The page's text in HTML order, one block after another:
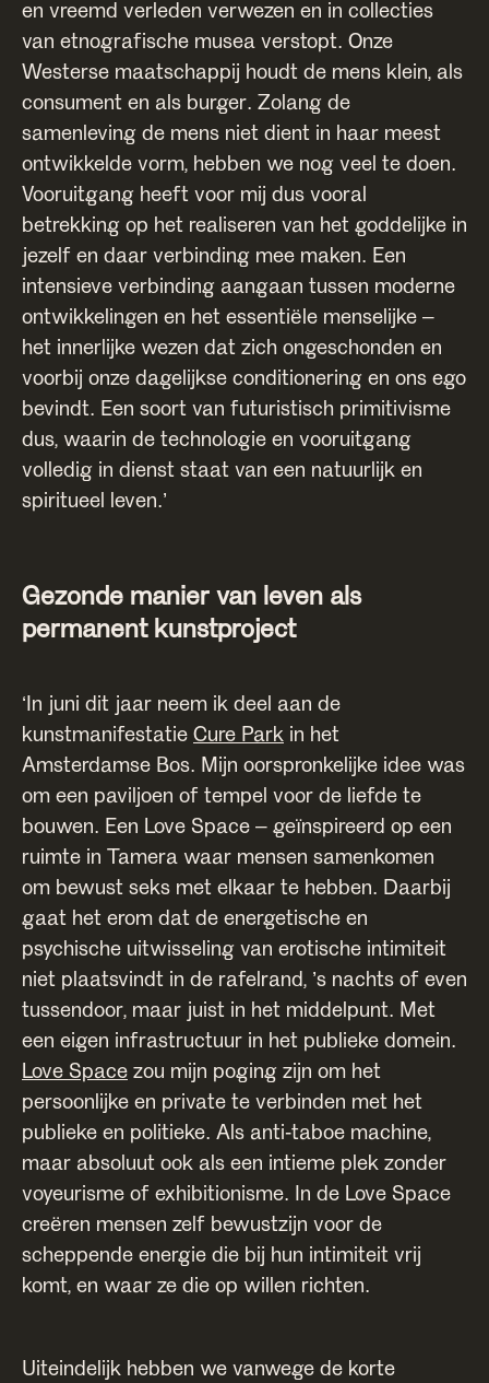
en vreemd verleden verwezen en in collecties
van etnografische musea verstopt. Onze
Westerse maatschappij houdt de mens klein, als
consument en als burger. Zolang de
samenleving de mens niet dient in haar meest
ontwikkelde vorm, hebben we nog veel te doen.
Vooruitgang heeft voor mij dus vooral
betrekking op het realiseren van het goddelijke in
jezelf en daar verbinding mee maken. Een
intensieve verbinding aangaan tussen moderne
ontwikkelingen en het essentiële menselijke –
het innerlijke wezen dat zich ongeschonden en
voorbij onze dagelijkse conditionering en ons ego
bevindt. Een soort van futuristisch primitivisme
dus, waarin de technologie en vooruitgang
volledig in dienst staat van een natuurlijk en
spiritueel leven.’
Gezonde manier van leven als
permanent kunstproject
‘In juni dit jaar neem ik deel aan de
kunstmanifestatie Cure Park in het
Amsterdamse Bos. Mijn oorspronkelijke idee was
om een paviljoen of tempel voor de liefde te
bouwen. Een Love Space – geïnspireerd op een
ruimte in Tamera waar mensen samenkomen
om bewust seks met elkaar te hebben. Daarbij
gaat het erom dat de energetische en
psychische uitwisseling van erotische intimiteit
niet plaatsvindt in de rafelrand, ’s nachts of even
tussendoor, maar juist in het middelpunt. Met
een eigen infrastructuur in het publieke domein.
Love Space zou mijn poging zijn om het
persoonlijke en private te verbinden met het
publieke en politieke. Als anti-taboe machine,
maar absoluut ook als een intieme plek zonder
voyeurisme of exhibitionisme. In de Love Space
creëren mensen zelf bewustzijn voor de
scheppende energie die bij hun intimiteit vrij
komt, en waar ze die op willen richten.
Uiteindelijk hebben we vanwege de korte